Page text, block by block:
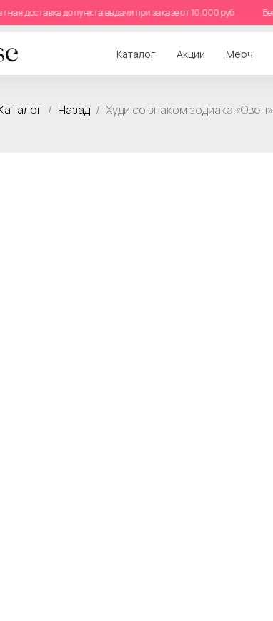
доставка до пункта выдачи при заказе от 10.000 руб
Каталог Мерч
Акции
Назад Худи со знаком зодиака «Овен»